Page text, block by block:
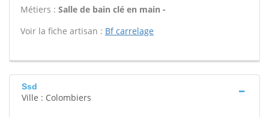
Métiers : Salle de bain clé en main -
Voir la fiche artisan : Bf carrelage
Ssd
Ville : Colombiers